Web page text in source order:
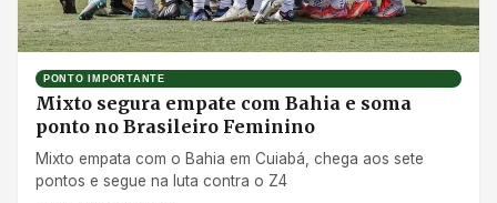
PONTO IMPORTANTE
Mixto segura empate com Bahia e soma
ponto no Brasileiro Feminino
Mixto empata com o Bahia em Cuiabá, chega aos sete
pontos e segue na luta contra o Z4